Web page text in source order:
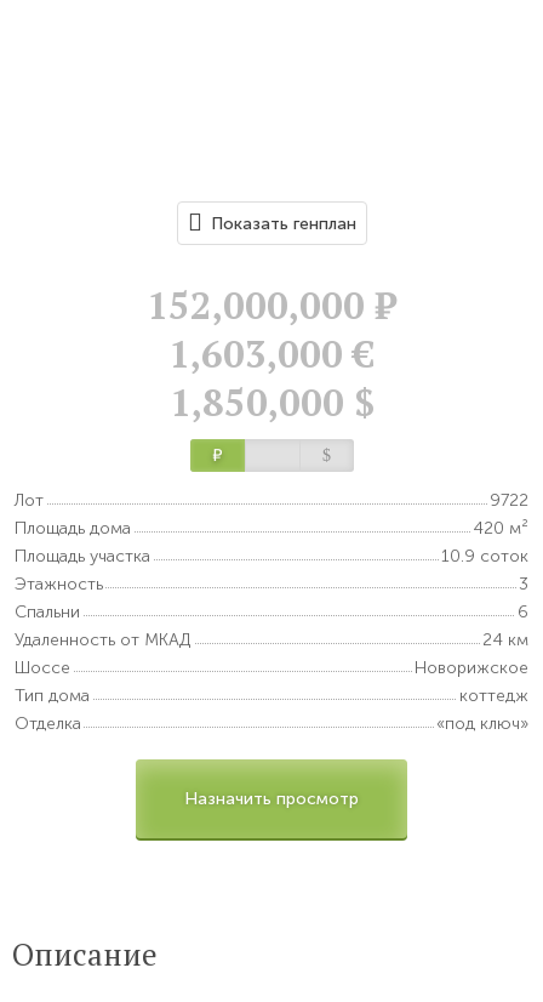
Показать генплан
152,000,000 Р
1,603,000 €
1,850,000 $
Р $
Лот
9722
Площадь дома
420 м²
Площадь участка
10.9 соток
Этажность
3
Спальни
6
Удаленность от МКАД
24 км
Шоссе
Новорижское
Тип дома
коттедж
Отделка
«под ключ»
Назначить просмотр
Описание